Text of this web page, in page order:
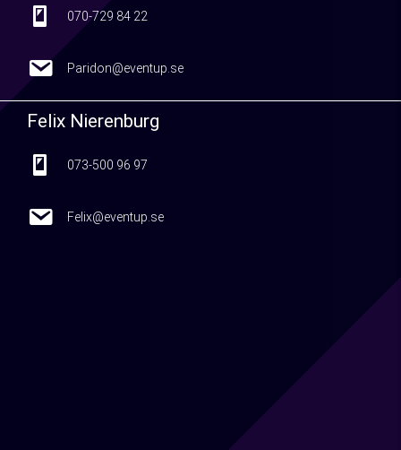
070-729 84 22
070-729 84 22
Paridon@eventup.se
Paridon@eventup.se
Felix Nierenburg
073-500 96 97
073-500 96 97
Felix@eventup.se
Felix@eventup.se